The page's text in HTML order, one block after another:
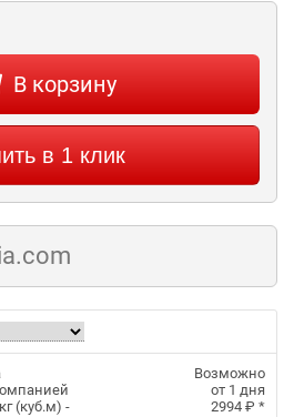
В корзину
в 1 клик
Возможно
от 1 дня
(куб.м) -
2994 ₽ *